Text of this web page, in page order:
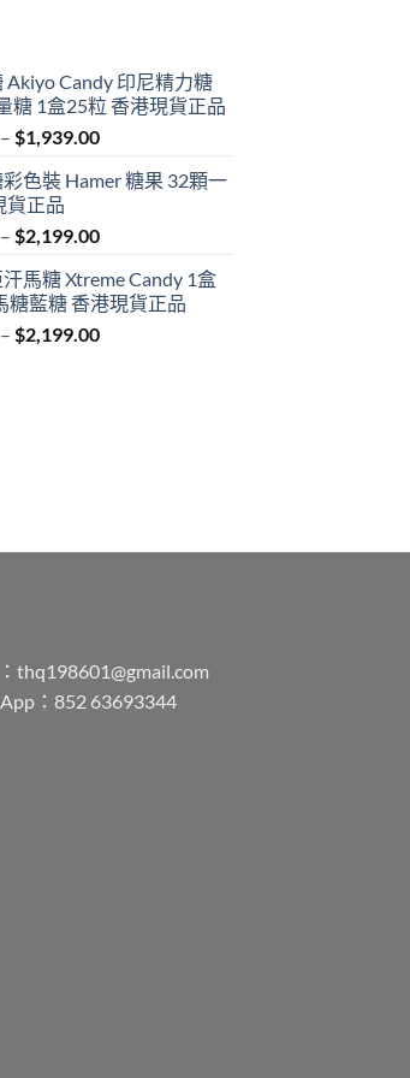
Akiyo Candy 印尼精力糖
糖 1盒25粒 香港現貨正品
– $1,939.00Price
$759.00
$1,939.00
色裝 Hamer 糖果 32顆一
貨正品
– $2,199.00Price
$899.00
through
$2,199.00
馬糖 Xtreme Candy 1盒
糖藍糖 香港現貨正品
– $2,199.00Price
thq198601@gmail.com
：852 63693344